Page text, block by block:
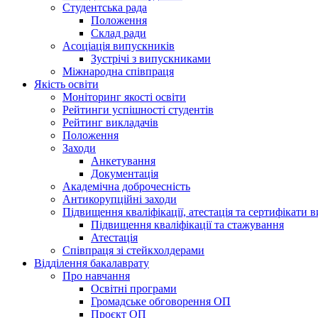
Студентська рада
Положення
Склад ради
Асоціація випускників
Зустрічі з випускниками
Міжнародна співпраця
Якість освіти
Моніторинг якості освіти
Рейтинги успішності студентів
Рейтинг викладачів
Положення
Заходи
Анкетування
Документація
Академічна доброчесність
Антикорупційні заходи
Підвищення кваліфікації, атестація та сертифікати
Підвищення кваліфікації та стажування
Атестація
Співпраця зі стейкхолдерами
Відділення бакалаврату
Про навчання
Освітні програми
Громадське обговорення ОП
Проєкт ОП